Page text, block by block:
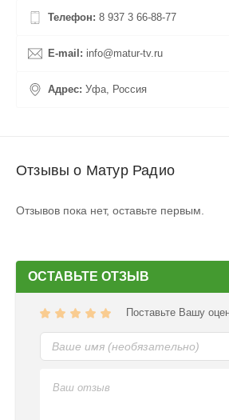
Телефон: 8 937 3 66-88-77
E-mail: info@matur-tv.ru
Адрес: Уфа, Россия
Отзывы о Матур Радио
Отзывов пока нет, оставьте первым.
ОСТАВЬТЕ ОТЗЫВ
Поставьте Вашу